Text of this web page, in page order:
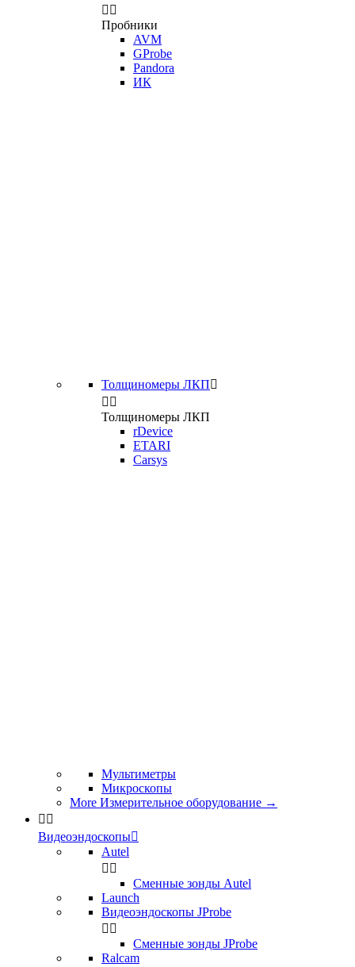
 
Пробники
AVM
GProbe
Pandora
ИК
Толщиномеры ЛКП
 
Толщиномеры ЛКП
rDevice
ETARI
Carsys
Мультиметры
Микроскопы
More Измерительное оборудование →
 
Видеоэндоскопы
Autel
 
Сменные зонды Autel
Launch
Видеоэндоскопы JProbe
 
Сменные зонды JProbe
Ralcam